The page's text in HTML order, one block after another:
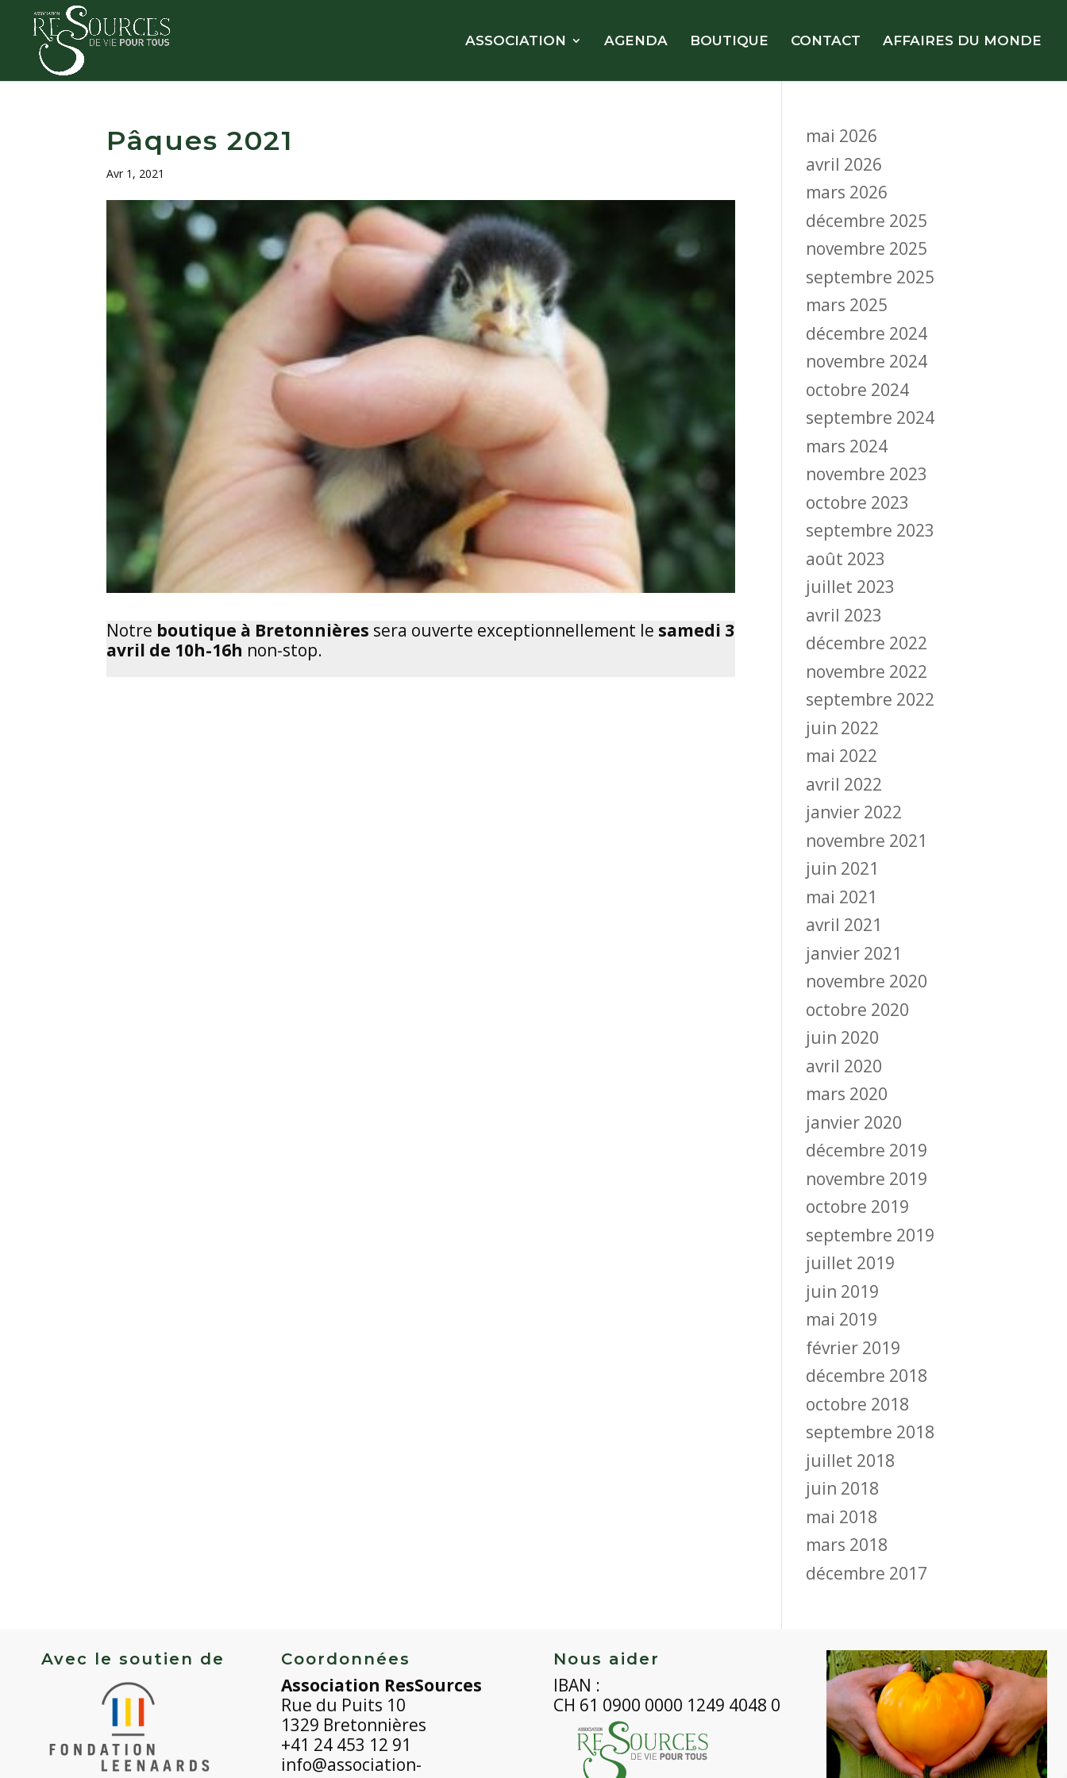
ASSOCIATION AGENDA BOUTIQUE CONTACT AFFAIRES DU MONDE
Pâques 2021
Avr 1, 2021
Notre boutique à Bretonnières sera ouverte exceptionnellement le samedi 3
avril de 10h-16h non-stop.
mai 2026
avril 2026
mars 2026
décembre 2025
novembre 2025
septembre 2025
mars 2025
décembre 2024
novembre 2024
octobre 2024
septembre 2024
mars 2024
novembre 2023
octobre 2023
septembre 2023
août 2023
juillet 2023
avril 2023
décembre 2022
novembre 2022
septembre 2022
juin 2022
mai 2022
avril 2022
janvier 2022
novembre 2021
juin 2021
mai 2021
avril 2021
janvier 2021
novembre 2020
octobre 2020
juin 2020
avril 2020
mars 2020
janvier 2020
décembre 2019
novembre 2019
octobre 2019
septembre 2019
juillet 2019
juin 2019
mai 2019
février 2019
décembre 2018
octobre 2018
septembre 2018
juillet 2018
juin 2018
mai 2018
mars 2018
décembre 2017
Avec le soutien de Coordonnées
Association ResSources
Rue du Puits 10
1329 Bretonnières
+41 24 453 12 91
info@association-
Nous aider
IBAN :
CH 61 0900 0000 1249 4048 0